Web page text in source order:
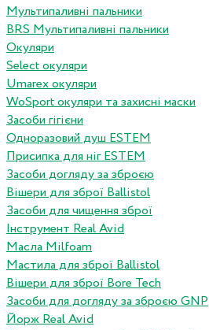
Мультипаливні пальники
BRS Мультипаливні пальники
Окуляри
Select окуляри
Umarex окуляри
WoSport окуляри та захисні маски
Засоби гігієни
Одноразовий душ ESTEM
Присипка для ніг ESTEM
Засоби догляду за зброєю
Вішери для зброї Ballistol
Засоби для чищення зброї
Інструмент Real Avid
Масла Milfoam
Мастила для зброї Ballistol
Вішери для зброї Bore Tech
Засоби для догляду за зброєю GNP
Йорж Real Avid